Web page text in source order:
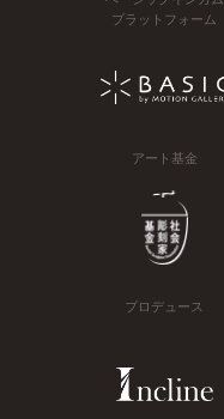
プラットフォーム
アート基金
プロデュース